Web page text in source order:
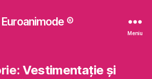
Euroanimode ®
Meniu
Vestimentație și